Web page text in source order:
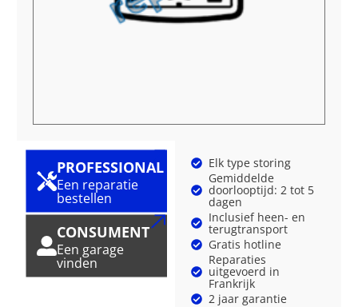
PROFESSIONAL
Een reparatie
bestellen
CONSUMENT
Een garage
vinden
Elk type storing
Gemiddelde
doorlooptijd: 2 tot 5
dagen
Inclusief heen- en
terugtransport
Gratis hotline
Reparaties
uitgevoerd in
Frankrijk
2 jaar garantie